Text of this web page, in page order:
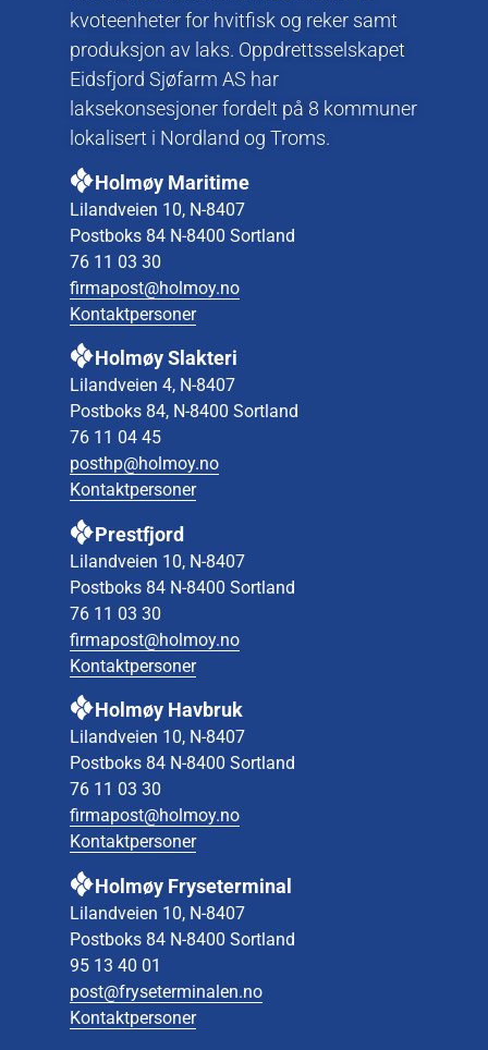
kvoteenheter for hvitfisk og reker samt
produksjon av laks. Oppdrettsselskapet
Eidsfjord Sjøfarm AS har
laksekonsesjoner fordelt på 8 kommuner
lokalisert i Nordland og Troms.
Holmøy Maritime
Lilandveien 10, N-8407
Postboks 84 N-8400 Sortland
76 11 03 30
firmapost@holmoy.no
Kontaktpersoner
Holmøy Slakteri
Lilandveien 4, N-8407
Postboks 84, N-8400 Sortland
76 11 04 45
posthp@holmoy.no
Kontaktpersoner
Prestfjord
Lilandveien 10, N-8407
Postboks 84 N-8400 Sortland
76 11 03 30
firmapost@holmoy.no
Kontaktpersoner
Holmøy Havbruk
Lilandveien 10, N-8407
Postboks 84 N-8400 Sortland
76 11 03 30
firmapost@holmoy.no
Kontaktpersoner
Holmøy Fryseterminal
Lilandveien 10, N-8407
Postboks 84 N-8400 Sortland
95 13 40 01
post@fryseterminalen.no
Kontaktpersoner